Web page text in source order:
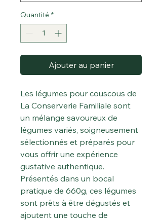
Quantité *
Ajouter au panier
Les légumes pour couscous de
La Conserverie Familiale sont
un mélange savoureux de
légumes variés, soigneusement
sélectionnés et préparés pour
vous offrir une expérience
gustative authentique.
Présentés dans un bocal
pratique de 660g, ces légumes
sont prêts à être dégustés et
ajoutent une touche de